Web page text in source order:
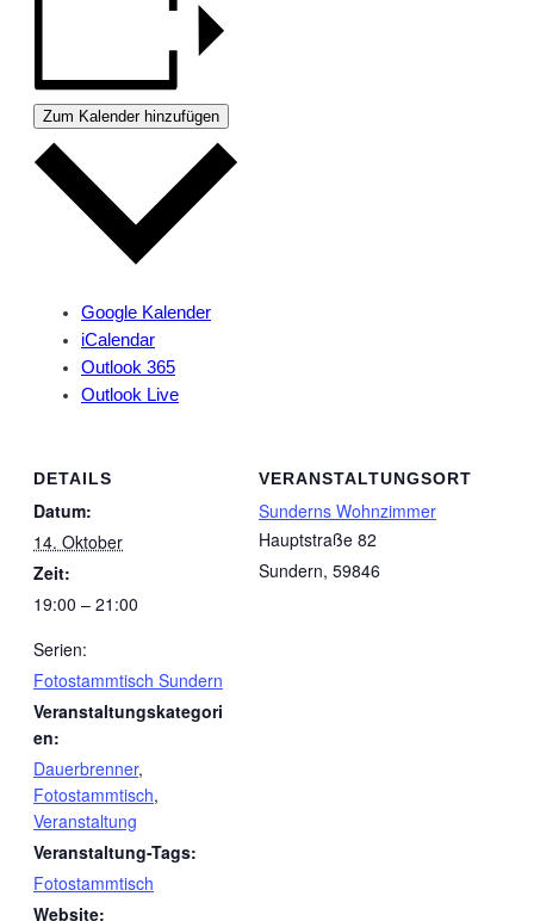
Zum Kalender hinzufügen
Google Kalender
iCalendar
Outlook 365
Outlook Live
DETAILS
Datum:
14. Oktober
Zeit:
19:00 – 21:00
Serien:
Fotostammtisch Sundern
Veranstaltungskategori
en:
Dauerbrenner,
Fotostammtisch,
Veranstaltung
Veranstaltung-Tags:
Fotostammtisch
Website:
VERANSTALTUNGSORT
Sunderns Wohnzimmer
Hauptstraße 82
Sundern, 59846